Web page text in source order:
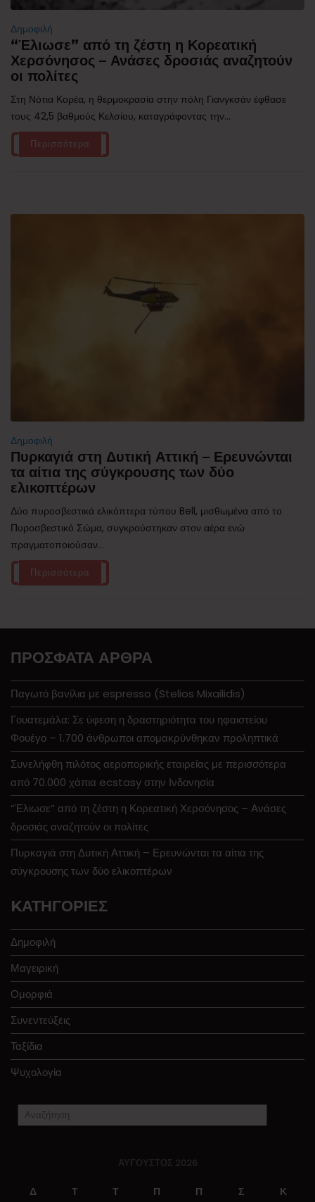
Δημοφιλή
“Έλιωσε” από τη ζέστη η Κορεατική
Χερσόνησος – Ανάσες δροσιάς αναζητούν
οι πολίτες
Στη Νότια Κορέα, η θερμοκρασία στην πόλη Γιανγκσάν έφθασε
τους 42,5 βαθμούς Κελσίου, καταγράφοντας την...
Περισσότερα
Δημοφιλή
Πυρκαγιά στη Δυτική Αττική – Ερευνώνται
τα αίτια της σύγκρουσης των δύο
ελικοπτέρων
Δύο πυροσβεστικά ελικόπτερα τύπου Bell, μισθωμένα από το
Πυροσβεστικό Σώμα, συγκρούστηκαν στον αέρα ενώ
πραγματοποιούσαν...
Περισσότερα
ΠΡΌΣΦΑΤΑ ΆΡΘΡΑ
Παγωτό βανίλια με espresso (Stelios Mixailidis)
Γουατεμάλα: Σε ύφεση η δραστηριότητα του ηφαιστείου
Φουέγο – 1.700 άνθρωποι απομακρύνθηκαν προληπτικά
Συνελήφθη πιλότος αεροπορικής εταιρείας με περισσότερα
από 70.000 χάπια ecstasy στην Ινδονησία
“Έλιωσε” από τη ζέστη η Κορεατική Χερσόνησος – Ανάσες
δροσιάς αναζητούν οι πολίτες
Πυρκαγιά στη Δυτική Αττική – Ερευνώνται τα αίτια της
σύγκρουσης των δύο ελικοπτέρων
KΑΤΗΓΟΡΊΕΣ
Δημοφιλή
Μαγειρική
Ομορφιά
Συνεντεύξεις
Ταξίδια
Ψυχολογία
ΑΎΓΟΥΣΤΟΣ 2026
Δ Τ Τ Π Π Σ Κ